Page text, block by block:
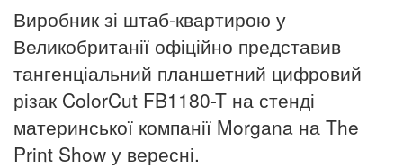
Виробник зі штаб-квартирою у
Великобританії офіційно представив
тангенціальний планшетний цифровий
різак ColorCut FB1180-T на стенді
материнської компанії Morgana на The
Print Show у вересні.